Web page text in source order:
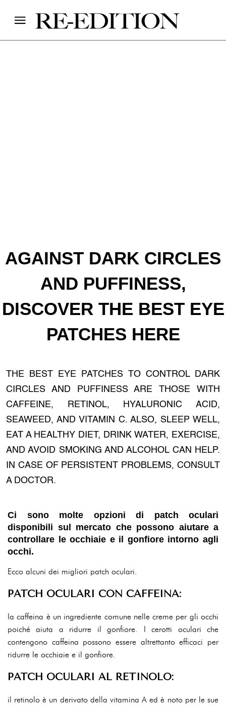
AGAINST DARK CIRCLES
AND PUFFINESS,
DISCOVER THE BEST EYE
PATCHES HERE
THE BEST EYE PATCHES TO CONTROL DARK
CIRCLES AND PUFFINESS ARE THOSE WITH
CAFFEINE, RETINOL, HYALURONIC ACID,
SEAWEED, AND VITAMIN C. ALSO, SLEEP WELL,
EAT A HEALTHY DIET, DRINK WATER, EXERCISE,
AND AVOID SMOKING AND ALCOHOL CAN HELP.
IN CASE OF PERSISTENT PROBLEMS, CONSULT
A DOCTOR.
Ci sono molte opzioni di patch oculari
disponibili sul mercato che possono aiutare a
controllare le occhiaie e il gonfiore intorno agli
occhi.
Ecco alcuni dei migliori patch oculari.
PATCH OCULARI CON CAFFEINA:
la caffeina è un ingrediente comune nelle creme per gli occhi
poiché aiuta a ridurre il gonfiore. I cerotti oculari che
contengono caffeina possono essere altrettanto efficaci per
ridurre le occhiaie e il gonfiore.
PATCH OCULARI AL RETINOLO:
il retinolo è un derivato della vitamina A ed è noto per le sue